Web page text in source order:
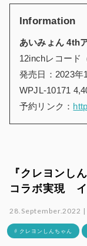
Information
あいみょん 4th
12inchレコード
発売日：2023
WPJL-10171
予約リンク：
『クレヨンし
コラボ実現
28.September.2022
# クレヨンしんちゃん